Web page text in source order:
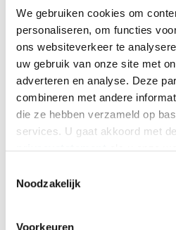
We gebruiken cookies om
personaliseren, om functies
ons websiteverkeer te
uw gebruik van onze site met
adverteren en analyse. Deze
combineren met andere
die ze hebben verzameld op
services. U gaat akkoord met
Noodzakelijk
Voorkeuren
WAAR BEN JIJ NU?
Verhalen op
de kaart
Op de verhalenkaart kan je
overal heeft afgespeeld. Bij jou
andere plekken in Noord-
Ontdek